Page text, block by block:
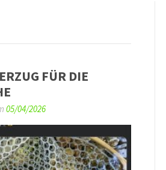
FÜR DIE
05/04/2026